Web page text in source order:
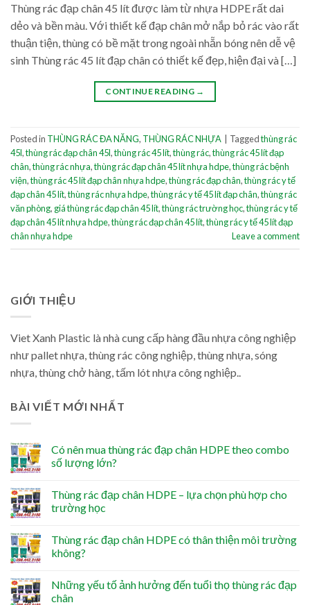
Thùng rác đạp chân 45 lít được làm từ nhựa HDPE rất dai
dẻo và bền màu. Với thiết kế đạp chân mở nắp bỏ rác vào rất
thuận tiện, thùng có bề mặt trong ngoài nhẵn bóng nên dễ vệ
sinh Thùng rác 45 lít đạp chân có thiết kế đẹp, hiện đại và […]
CONTINUE READING →
Posted in THÙNG RÁC ĐA NĂNG, THÙNG RÁC NHỰA Taggedthùng rác
45l,thùng rác đạp chân 45l,thùng rác 45 lít,thùng rác,thùng rác 45 lít đạp
chân,thùng rác nhựa,thùng rác đạp chân 45 lít nhựa hdpe,thùng rác bệnh
viện,thùng rác 45 lít đạp chân nhựa hdpe,thùng rác đạp chân,thùng rác y tế
đạp chân 45 lít,thùng rác nhựa hdpe,thùng rác y tế 45 lít đạp chân,thùng rác
văn phòng, giá thùng rác đạp chân 45 lít,thùng rác trường học,thùng rác y tế
đạp chân 45 lít nhựa hdpe,thùng rác đạp chân 45 lít,thùng rác y tế 45 lít đạp
chân nhựa hdpe
Leave a comment
GIỚI THIỆU
Viet Xanh Plastic là nhà cung cấp hàng đầu nhựa công nghiệp
như pallet nhựa, thùng rác công nghiệp, thùng nhựa, sóng
nhựa, thùng chở hàng, tấm lót nhựa công nghiệp..
BÀI VIẾT MỚI NHẤT
Có nên mua thùng rác đạp chân HDPE theo combo
số lượng lớn?
Thùng rác đạp chân HDPE – lựa chọn phù hợp cho
trường học
Thùng rác đạp chân HDPE có thân thiện môi trường
không?
Những yếu tố ảnh hưởng đến tuổi thọ thùng rác đạp
chân